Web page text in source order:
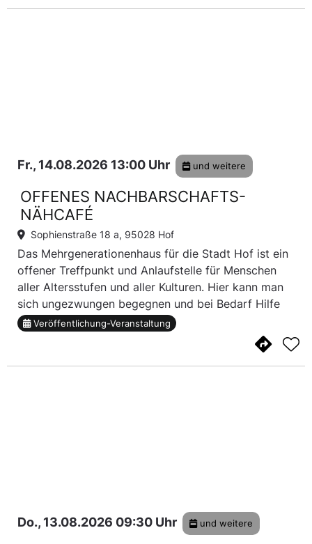
Fr., 14.08.2026 13:00 Uhr und weitere
OFFENES NACHBARSCHAFTS-
NÄHCAFÉ
Sophienstraße 18 a, 95028 Hof
Das Mehrgenerationenhaus für die Stadt Hof ist ein
offener Treffpunkt und Anlaufstelle für Menschen
aller Altersstufen und aller Kulturen. Hier kann man
sich ungezwungen begegnen und bei Bedarf Hilfe
und Unterstützung erfahren. Das offene
Nachbarschafts-Nähcafe ist nur ein Angebot von ...
Veröffentlichung-Veranstaltung
Do., 13.08.2026 09:30 Uhr und weitere